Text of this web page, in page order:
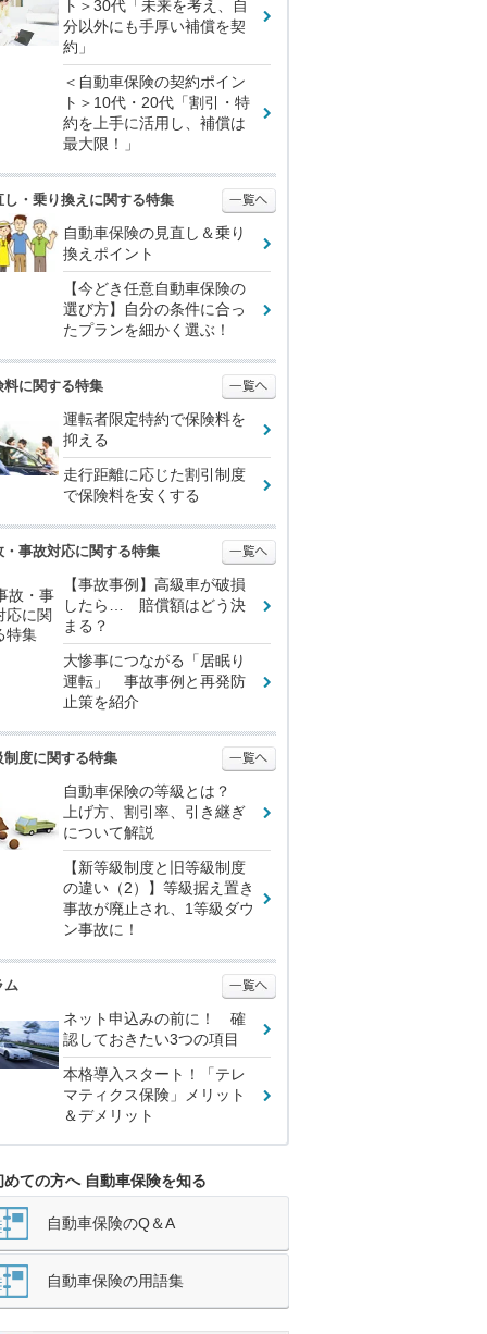
ト＞30代「未来を考え、自
分以外にも手厚い補償を契
約」
＜自動車保険の契約ポイン
ト＞10代・20代「割引・特
約を上手に活用し、補償は
最大限！」
し・乗り換えに関する特集
自動車保険の見直し＆乗り
換えポイント
【今どき任意自動車保険の
選び方】自分の条件に合っ
たプランを細かく選ぶ！
料に関する特集
運転者限定特約で保険料を
抑える
走行距離に応じた割引制度
で保険料を安くする
・事故対応に関する特集
【事故事例】高級車が破損
したら… 賠償額はどう決
まる？
大惨事につながる「居眠り
運転」 事故事例と再発防
止策を紹介
制度に関する特集
自動車保険の等級とは？
上げ方、割引率、引き継ぎ
について解説
【新等級制度と旧等級制度
の違い（2）】等級据え置き
事故が廃止され、1等級ダウ
ン事故に！
ム
ネット申込みの前に！ 確
認しておきたい3つの項目
本格導入スタート！「テレ
マティクス保険」メリット
＆デメリット
めての方へ 自動車保険を知る
自動車保険のQ＆A
自動車保険の用語集